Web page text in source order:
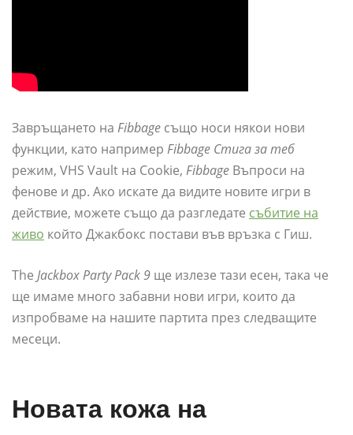
Завръщането на Fibbage също носи някои нови
функции, като например Fibbage Стига за теб
режим, VHS Vault на Cookie, Fibbage Въпроси на
фенове и др. Ако искате да видите новите игри в
действие, можете също да разгледате събитие на
живо който Джакбокс постави във връзка с Гиш.
The Jackbox Party Pack 9 ще излезе тази есен, така че
ще имаме много забавни нови игри, които да
изпробваме на нашите партита през следващите
месеци.
Новата кожа на